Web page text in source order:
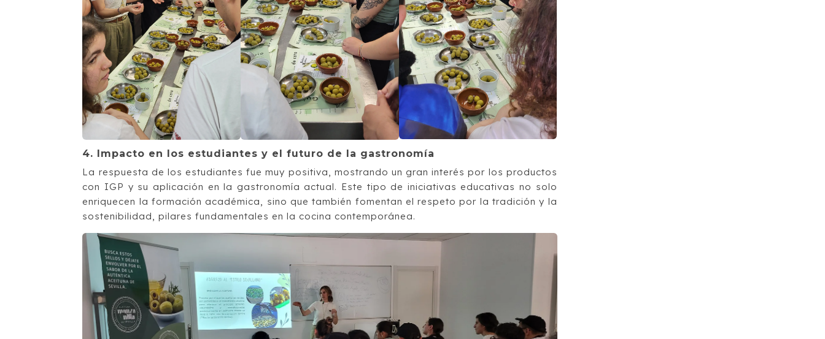
4. Impacto en los estudiantes y el futuro de la gastronomía
La respuesta de los estudiantes fue muy positiva, mostrando un gran interés por los productos
con IGP y su aplicación en la gastronomía actual. Este tipo de iniciativas educativas no solo
enriquecen la formación académica, sino que también fomentan el respeto por la tradición y la
sostenibilidad, pilares fundamentales en la cocina contemporánea.​